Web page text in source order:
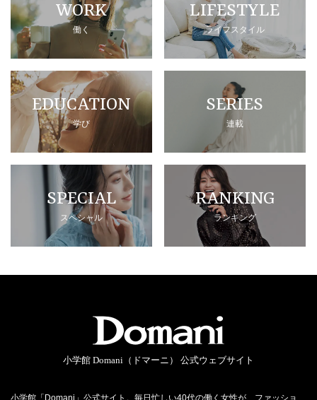
WORK
働く
LIFESTYLE
ライフスタイル
EDUCATION
学び
SERIES
連載
SPECIAL
スペシャル
RANKING
ランキング
小学館 Domani（ドマーニ） 公式ウェブサイト
小学館「Domani」公式サイト。毎日忙しい40代の働く女性が、ファッショ